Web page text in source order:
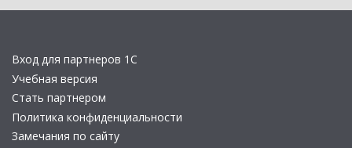
Вход для партнеров 1С
Учебная версия
Стать партнером
Политика конфиденциальности
Замечания по сайту